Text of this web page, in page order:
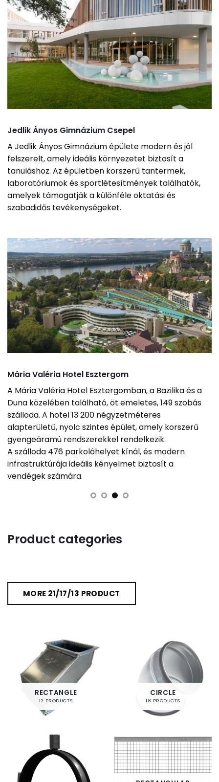
Jedlik Ányos Gimnázium Csepel
A Jedlik Ányos Gimnázium épülete modern és jól
felszerelt, amely ideális környezetet biztosít a
tanuláshoz. Az épületben korszerű tantermek,
laboratóriumok és sportlétesítmények találhatók,
amelyek támogatják a különféle oktatási és
szabadidős tevékenységeket.
Mária Valéria Hotel Esztergom
A Mária Valéria Hotel Esztergomban, a Bazilika és a
Duna közelében található, öt emeletes, 149 szobás
szálloda. A hotel 13 200 négyzetméteres
alapterületű, nyolc szintes épület, amely korszerű
gyengeáramú rendszerekkel rendelkezik.
A szálloda 476 parkolóhelyet kínál, és modern
infrastruktúrája ideális kényelmet biztosít a
vendégek számára.
Product categories
MORE 21/17/13 PRODUCT
RECTANGLE
12 PRODUCTS
CIRCLE
18 PRODUCTS